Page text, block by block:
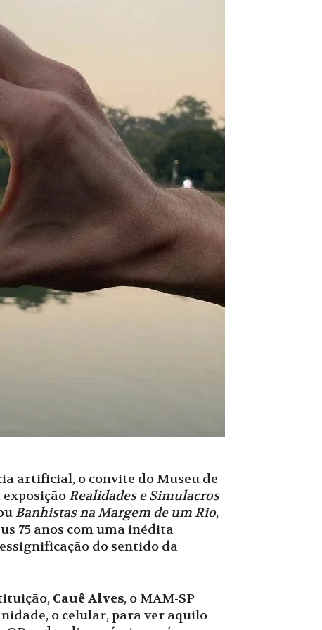
artificial, o convite do Museu de
Realidades e Simulacros
Banhistas na Margem de um Rio,
75 anos com uma inédita
do sentido da
Cauê Alves, o MAM-SP
o celular, para ver aquilo